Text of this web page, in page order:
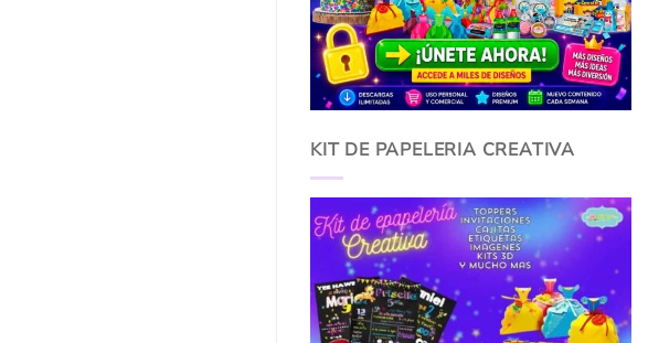
KIT DE PAPELERIA CREATIVA